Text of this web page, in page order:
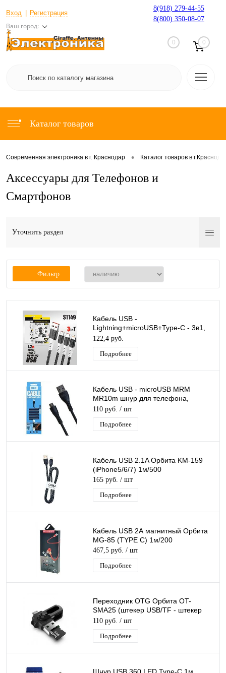
Вход Регистрация
Ваш город:
8(918) 279-44-55
8(800) 350-08-07
0 0
Каталог товаров
Современная электроника в г. Краснодар • Каталог товаров в
Аксессуары для Телефонов и
Смартфонов
Уточнить раздел
Фильтр
Кабель USB -
Lightning+microUSB+Type-C - 3в1,
Ugetus X83 длина 1,2м
122,4 руб.
Подробнее
Кабель USB - microUSB MRM
MR10m шнур для телефона,
черный, длина 1м
110 руб. / шт
Подробнее
Кабель USB 2.1A Орбита KM-159
(iPhone5/6/7) 1м/500
165 руб. / шт
Подробнее
Кабель USB 2А магнитный Орбита
MG-85 (TYPE C) 1м/200
467,5 руб. / шт
Подробнее
Переходник OTG Орбита OT-
SMA25 (штекер USB/TF - штекер
microUSB)
110 руб. / шт
Подробнее